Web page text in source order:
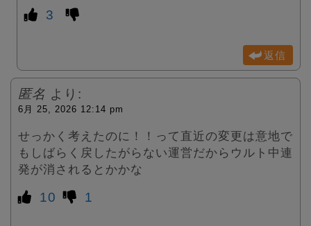
3
返信
匿名 より:
6月 25, 2026 12:14 pm
せっかく考えたのに！！って直近の変更は意地で
もしばらく戻したがらない運営だからウルト中連
発が消されるとかかな
10 1